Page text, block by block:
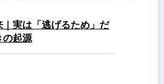
実は「逃げるため」だ
の起源